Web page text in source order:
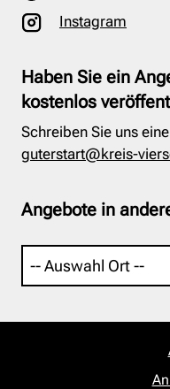
Instagram
Haben Sie ein
kostenlos
Schreiben Sie uns
guterstart@kreis-
Angebote in